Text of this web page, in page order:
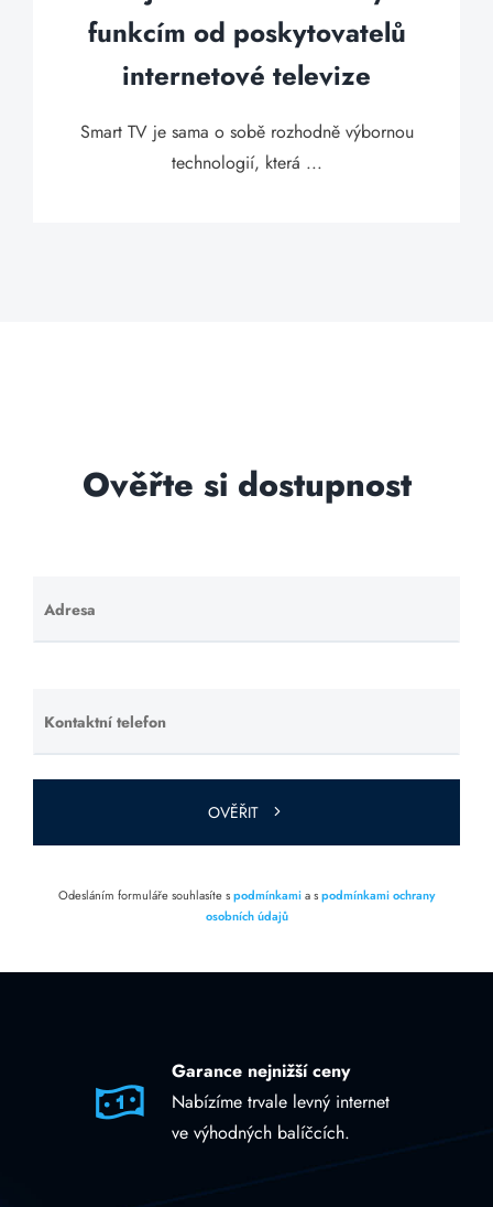
funkcím od poskytovatelů
internetové televize
Smart TV je sama o sobě rozhodně výbornou
technologií, která ...
Ověřte si dostupnost
Adresa
Ponechte
toto pole
Kontaktní telefon
Ponechte
toto pole
prázdné.
OVĚŘIT
Odesláním formuláře souhlasíte spodmínkamia spodmínkami ochrany
osobních údajů
Garance nejnižší ceny
Nabízíme trvale levný internet
ve výhodných balíčcích.